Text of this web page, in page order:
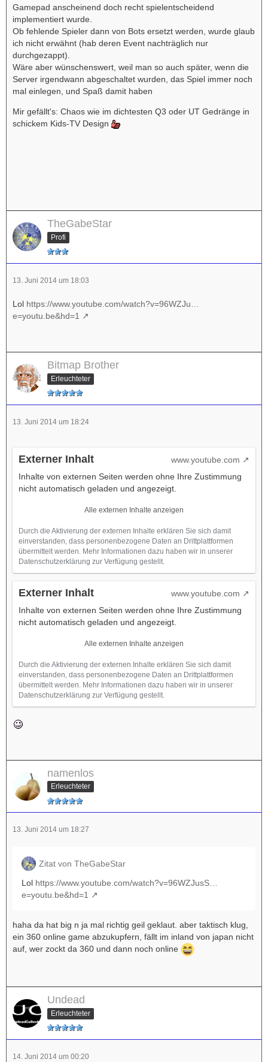
Gamepad anscheinend doch recht spielentscheidend
implementiert wurde.
Ob fehlende Spieler dann von Bots ersetzt werden, wurde glaub
ich nicht erwähnt (hab deren Event nachträglich nur
durchgezappt).
Wäre aber wünschenswert, weil man so auch später, wenn die
Server irgendwann abgeschaltet wurden, das Spiel immer noch
mal einlegen, und Spaß damit haben
Mir gefällt's: Chaos wie im dichtesten Q3 oder UT Gedränge in
schickem Kids-TV Design
TheGabeStar
Profi
13. Juni 2014 um 18:03
Lol https://www.youtube.com/watch?v=96WZJu…
e=youtu.be&hd=1
Bitmap Brother
Erleuchteter
13. Juni 2014 um 18:24
Externer Inhalt
www.youtube.com
Inhalte von externen Seiten werden ohne Ihre Zustimmung
nicht automatisch geladen und angezeigt.
Alle externen Inhalte anzeigen
Durch die Aktivierung der externen Inhalte erklären Sie sich damit
einverstanden, dass personenbezogene Daten an Drittplattformen
übermittelt werden. Mehr Informationen dazu haben wir in unserer
Datenschutzerklärung zur Verfügung gestellt.
Externer Inhalt
www.youtube.com
Inhalte von externen Seiten werden ohne Ihre Zustimmung
nicht automatisch geladen und angezeigt.
Alle externen Inhalte anzeigen
Durch die Aktivierung der externen Inhalte erklären Sie sich damit
einverstanden, dass personenbezogene Daten an Drittplattformen
übermittelt werden. Mehr Informationen dazu haben wir in unserer
Datenschutzerklärung zur Verfügung gestellt.
namenlos
Erleuchteter
13. Juni 2014 um 18:27
Zitat von TheGabeStar
Lol https://www.youtube.com/watch?v=96WZJusS…
e=youtu.be&hd=1
haha da hat big n ja mal richtig geil geklaut. aber taktisch klug,
ein 360 online game abzukupfern, fällt im inland von japan nicht
auf, wer zockt da 360 und dann noch online
Undead
Erleuchteter
14. Juni 2014 um 00:20